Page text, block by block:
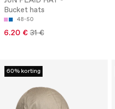
Bucket hats
48-50
6.20 € 31 €
60% korting